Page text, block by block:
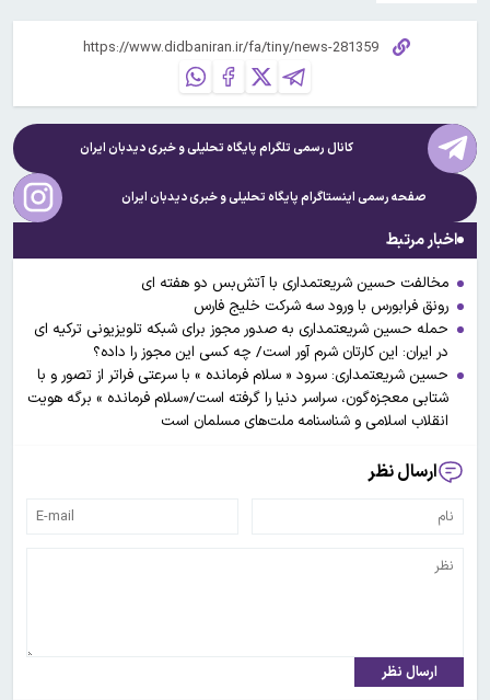
کانال رسمی تلگرام پایگاه تحلیلی و خبریدیدبان ایران
صفحه رسمی اینستاگرام پایگاه تحلیلی و خبریدیدبان ایران
اخبار مرتبط
مخالفت حسین شریعتمداری با آتش‌بس‌ دو هفته ای
رونق فرابورس با ورود سه شرکت خلیج فارس
حمله حسین شریعتمداری به صدور مجوز برای شبکه تلویزیونی ترکیه ای
در ایران: این کارتان شرم آور است/ چه کسی این مجوز را داده؟
حسین شریعتمداری: سرود « سلام فرمانده » با سرعتی فراتر از تصور و با
شتابی معجزه‌گون، سراسر دنیا را گرفته است/«سلام فرمانده » برگه هویت
انقلاب اسلامی و شناسنامه ملت‌های مسلمان است
ارسال نظر
ارسال نظر